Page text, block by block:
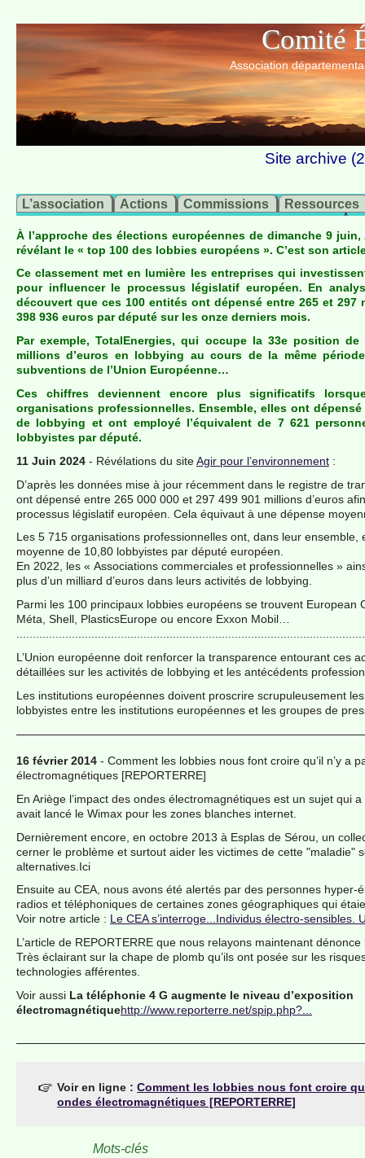
Comité
Association
Site archive
L’association Actions Commissions Ressources
Comment les lobbies actionnent nos élus
À l’approche des élections européennes de dimanche 9
révélant le « top 100 des lobbies européens ». C’est son
Ce classement met en lumière les entreprises qui
pour influencer le processus législatif européen. En
découvert que ces 100 entités ont dépensé entre 265 et
398 936 euros par député sur les onze derniers mois.
Par exemple, TotalEnergies, qui occupe la 33e position
millions d’euros en lobbying au cours de la même
subventions de l’Union Européenne…
Ces chiffres deviennent encore plus significatifs
organisations professionnelles. Ensemble, elles ont
de lobbying et ont employé l’équivalent de 7 621
lobbyistes par député.
11 Juin 2024 - Révélations du siteAgir pour l’environnement :
D’après les données mise à jour récemment dans le registre de
ont dépensé entre 265 000 000 et 297 499 901 millions d’euros
processus législatif européen. Cela équivaut à une dépense
Les 5 715 organisations professionnelles ont, dans leur
moyenne de 10,80 lobbyistes par député européen.
En 2022, les « Associations commerciales et professionnelles »
plus d’un milliard d’euros dans leurs activités de lobbying.
Parmi les 100 principaux lobbies européens se trouvent European
Méta, Shell, PlasticsEurope ou encore Exxon Mobil…
L’Union européenne doit renforcer la transparence entourant ces
détaillées sur les activités de lobbying et les antécédents
Les institutions européennes doivent proscrire scrupuleusement
lobbyistes entre les institutions européennes et les groupes de
16 février 2014 - Comment les lobbies nous font croire qu’il n’y a
électromagnétiques [REPORTERRE]
En Ariège l’impact des ondes électromagnétiques est un sujet qui
avait lancé le Wimax pour les zones blanches internet.
Dernièrement encore, en octobre 2013 à Esplas de Sérou, un
cerner le problème et surtout aider les victimes de cette "maladie"
alternatives.Ici
Ensuite au CEA, nous avons été alertés par des personnes hyper-
radios et téléphoniques de certaines zones géographiques qui
Voir notre article : Le CEA s’interroge...Individus électro-
L’article de REPORTERRE que nous relayons maintenant
Très éclairant sur la chape de plomb qu’ils ont posée sur les
technologies afférentes.
Voir aussi La téléphonie 4 G augmente le niveau d’exposition
électromagnétiquehttp://www.reporterre.net/spip.php?...
Voir en ligne : Comment les lobbies nous font croire
ondes électromagnétiques [REPORTERRE]
Mots-clés